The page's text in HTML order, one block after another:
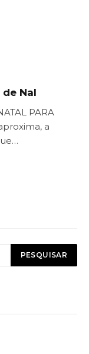
Nal
PARA
a